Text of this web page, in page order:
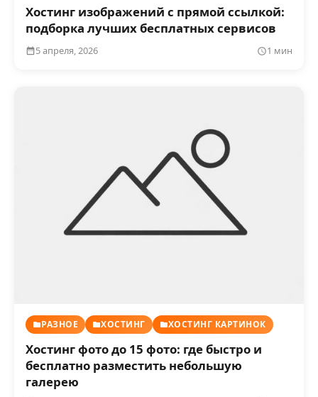
Хостинг изображений с прямой ссылкой:
подборка лучших бесплатных сервисов
5 апреля, 2026 1 мин
РАЗНОЕ ХОСТИНГ ХОСТИНГ КАРТИНОК
Хостинг фото до 15 фото: где быстро и
бесплатно разместить небольшую
галерею